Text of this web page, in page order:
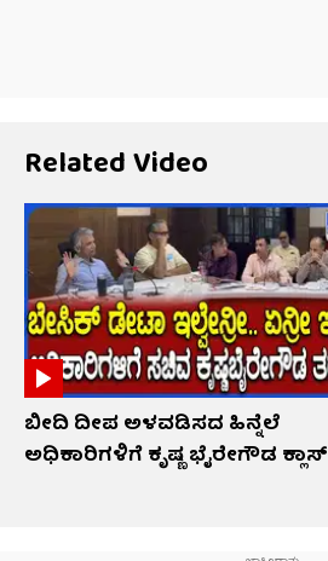
Related Video
ಬೀದಿ ದೀಪ ಅಳವಡಿಸದ ಹಿನ್ನೆಲೆ
ಅಧಿಕಾರಿಗಳಿಗೆ ಕೃಷ್ಣ ಭೈರೇಗೌಡ ಕ್ಲಾಸ್​​